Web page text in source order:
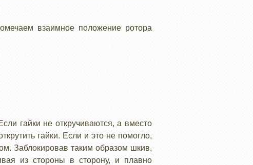
взаимное положение ротора
гайки не откручиваются, а вместо
гайки. Если и это не помогло,
Заблокировав таким образом шкив,
из стороны в сторону, и плавно